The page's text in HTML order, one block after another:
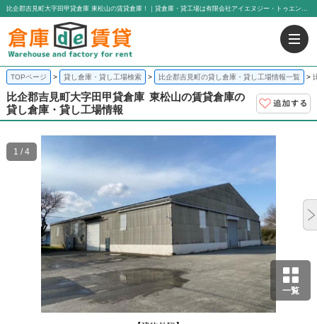
比企郡吉見町大字田甲貸倉庫 東松山の賃貸倉庫！｜貸倉庫・貸工場は有限会社アイエヌジー・トゥエンティーワン
TOPページ 貸し倉庫・貸し工場検索 比企郡吉見町の貸し倉庫・貸し工場情報一覧
比企郡吉見町大字田甲貸倉庫 東松山の賃貸倉庫の
貸し倉庫・貸し工場情報
一覧
1 / 4